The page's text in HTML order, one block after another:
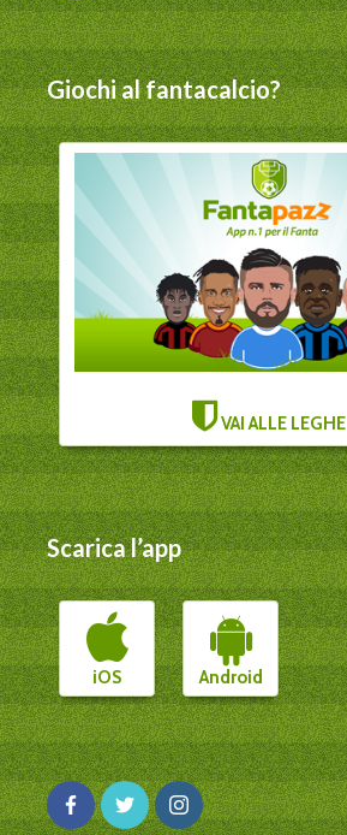
Giochi al fantacalcio?
VAI ALLE LEGHE
Scarica l’app
iOS Android